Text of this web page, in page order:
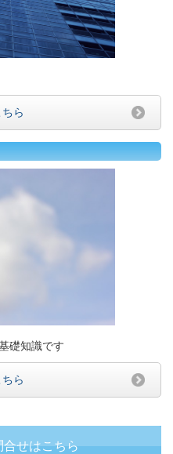
ら
礎知識です
ら
合せはこちら